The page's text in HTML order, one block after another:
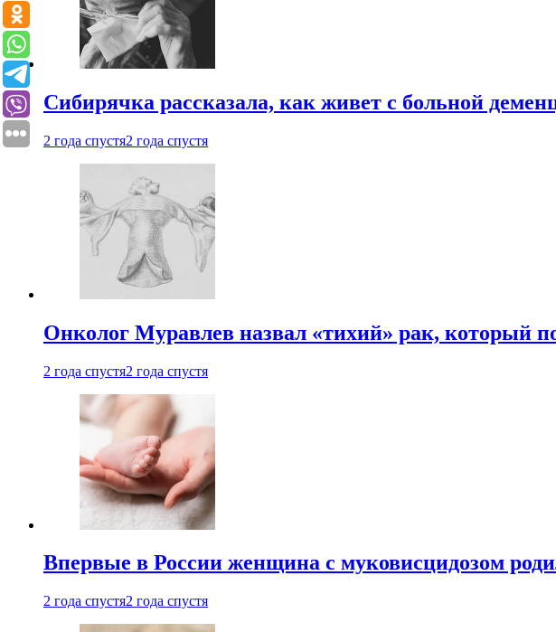
Сибирячка рассказала, как живет с больной
2 года спустя2 года спустя
Онколог Муравлев назвал «тихий» рак, который
2 года спустя2 года спустя
Впервые в России женщина с муковисцидозом
2 года спустя2 года спустя